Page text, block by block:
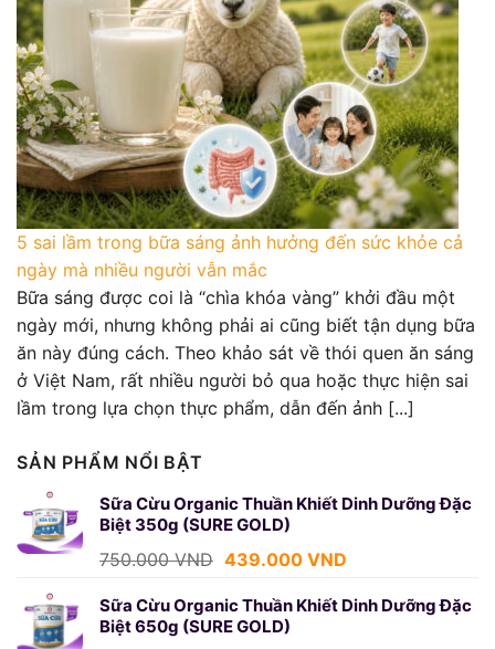
5 sai lầm trong bữa sáng ảnh hưởng đến sức khỏe cả
ngày mà nhiều người vẫn mắc
Bữa sáng được coi là “chìa khóa vàng” khởi đầu một
ngày mới, nhưng không phải ai cũng biết tận dụng bữa
ăn này đúng cách. Theo khảo sát về thói quen ăn sáng
ở Việt Nam, rất nhiều người bỏ qua hoặc thực hiện sai
lầm trong lựa chọn thực phẩm, dẫn đến ảnh [...]
SẢN PHẨM NỔI BẬT
Sữa Cừu Organic Thuần Khiết Dinh Dưỡng Đặc
Biệt 350g (SURE GOLD)
750.000VND Giá
là:
750.000 VND.
439.000 VNDGiá
tại
Sữa Cừu Organic Thuần Khiết Dinh Dưỡng Đặc
Biệt 650g (SURE GOLD)